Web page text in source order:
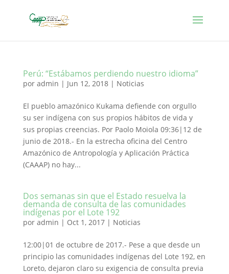
Perú: “Estábamos perdiendo nuestro idioma”
por admin | Jun 12, 2018| Noticias
El pueblo amazónico Kukama defiende con orgullo
su ser indígena con sus propios hábitos de vida y
sus propias creencias. Por Paolo Moiola 09:36|12 de
junio de 2018.- En la estrecha oficina del Centro
Amazónico de Antropología y Aplicación Práctica
(CAAAP) no hay...
Dos semanas sin que el Estado resuelva la
demanda de consulta de las comunidades
indígenas por el Lote 192
por admin | Oct 1, 2017| Noticias
12:00|01 de octubre de 2017.- Pese a que desde un
principio las comunidades indígenas del Lote 192, en
Loreto, dejaron claro su exigencia de consulta previa